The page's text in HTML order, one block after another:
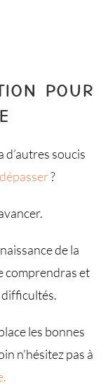
POUR
d’autres soucis
?
de la
comprendras et
les bonnes
n’hésitez pas à